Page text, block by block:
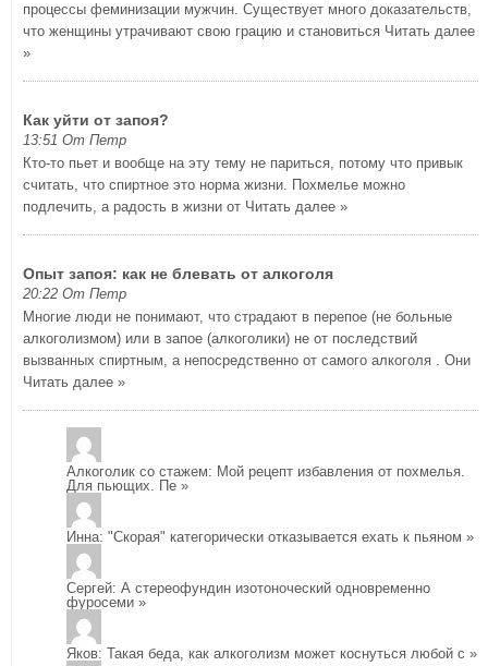
процессы феминизации мужчин. Существует много доказательств,
что женщины утрачивают свою грацию и становиться Читать далее
»
Как уйти от запоя?
13:51 От Петр
Кто-то пьет и вообще на эту тему не париться, потому что привык
считать, что спиртное это норма жизни. Похмелье можно
подлечить, а радость в жизни от Читать далее »
Опыт запоя: как не блевать от алкоголя
20:22 От Петр
Многие люди не понимают, что страдают в перепое (не больные
алкоголизмом) или в запое (алкоголики) не от последствий
вызванных спиртным, а непосредственно от самого алкоголя . Они
Читать далее »
Алкоголик со стажем: Мой рецепт избавления от похмелья.
Для пьющих. Пе »
Инна: "Скорая" категорически отказывается ехать к пьяном »
Сергей: А стереофундин изотоноческий одновременно
фуросеми »
Яков: Такая беда, как алкоголизм может коснуться любой с »